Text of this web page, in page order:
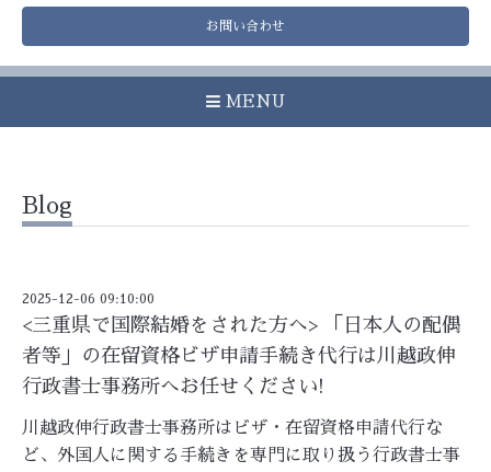
お問い合わせ
MENU
Blog
2025-12-06 09:10:00
<三重県で国際結婚をされた方へ> 「日本人の配偶
者等」の在留資格ビザ申請手続き代行は川越政伸
行政書士事務所へお任せください!
川越政伸行政書士事務所はビザ・在留資格申請代行な
ど、外国人に関する手続きを専門に取り扱う行政書士事